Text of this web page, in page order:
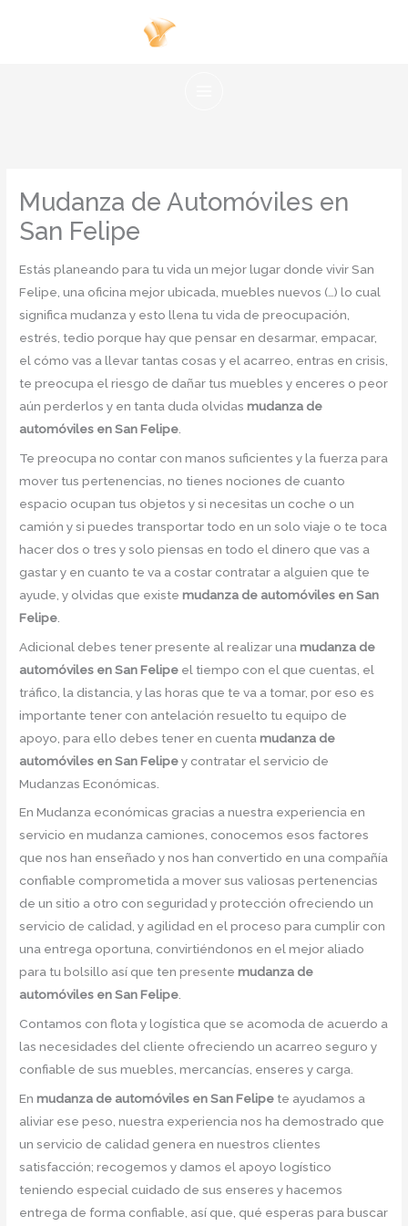
Mudanza de Automóviles en
San Felipe
Estás planeando para tu vida un mejor lugar donde vivir San
Felipe, una oficina mejor ubicada, muebles nuevos (…) lo cual
significa mudanza y esto llena tu vida de preocupación,
estrés, tedio porque hay que pensar en desarmar, empacar,
el cómo vas a llevar tantas cosas y el acarreo, entras en crisis,
te preocupa el riesgo de dañar tus muebles y enceres o peor
aún perderlos y en tanta duda olvidasmudanza de
automóviles en San Felipe
Te preocupa no contar con manos suficientes y la fuerza para
mover tus pertenencias, no tienes nociones de cuanto
espacio ocupan tus objetos y si necesitas un coche o un
camión y si puedes transportar todo en un solo viaje o te toca
hacer dos o tres y solo piensas en todo el dinero que vas a
gastar y en cuanto te va a costar contratar a alguien que te
ayude, y olvidas que existemudanza de automóviles en San
Felipe
Adicional debes tener presente al realizar unamudanza de
automóviles en San Felipe el tiempo con el que cuentas, el
tráfico, la distancia, y las horas que te va a tomar, por eso es
importante tener con antelación resuelto tu equipo de
apoyo, para ello debes tener en cuentamudanza de
automóviles en San Felipey contratar el servicio de
Mudanzas Económicas.
En Mudanza económicas gracias a nuestra experiencia en
servicio en mudanza camiones, conocemos esos factores
que nos han enseñado y nos han convertido en una compañía
confiable comprometida a mover sus valiosas pertenencias
de un sitio a otro con seguridad y protección ofreciendo un
servicio de calidad, y agilidad en el proceso para cumplir con
una entrega oportuna, convirtiéndonos en el mejor aliado
para tu bolsillo así que ten presentemudanza de
automóviles en San Felipe.
Contamos con flota y logística que se acomoda de acuerdo a
las necesidades del cliente ofreciendo un acarreo seguro y
confiable de sus muebles, mercancías, enseres y carga.
Enmudanza de automóviles en San Felipe te ayudamos a
aliviar ese peso, nuestra experiencia nos ha demostrado que
un servicio de calidad genera en nuestros clientes
satisfacción; recogemos y damos el apoyo logístico
teniendo especial cuidado de sus enseres y hacemos
entrega de forma confiable, así que, qué esperas para buscar